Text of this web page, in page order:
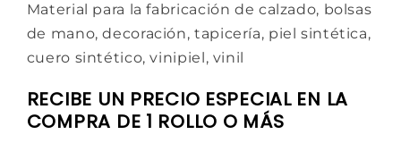
Material para la fabricación de calzado, bolsas
de mano, decoración, tapicería, piel sintética,
cuero sintético, vinipiel, vinil
RECIBE UN PRECIO ESPECIAL EN LA
COMPRA DE 1 ROLLO O MÁS